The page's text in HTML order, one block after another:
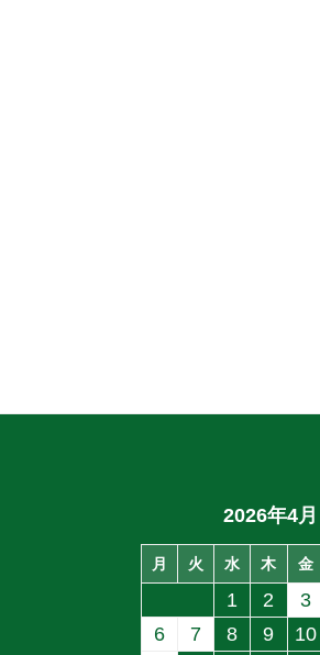
2026年4月
月 火 水 木 金
1 2 3
6
7 8 9 10